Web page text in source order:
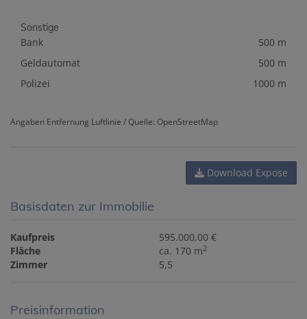
Sonstige
Bank
500 m
Geldautomat
500 m
Polizei
1000 m
Angaben Entfernung Luftlinie / Quelle: OpenStreetMap
Download Expose
Basisdaten zur Immobilie
Kaufpreis
595.000,00 €
Fläche
ca. 170 m2
Zimmer 5,5
Preisinformation